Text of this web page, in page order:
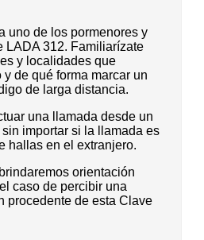
uno de los pormenores y
LADA 312. Familiarízate
y localidades que
de qué forma marcar un
de larga distancia.
una llamada desde un
importar si la llamada es
hallas en el extranjero.
orientación
caso de percibir una
procedente de esta Clave